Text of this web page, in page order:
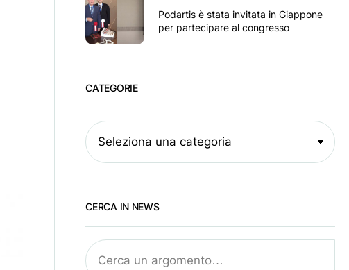
Podartis è stata invitata in Giappone
per partecipare al congresso
CATEGORIE
Seleziona una categoria
CERCA IN NEWS